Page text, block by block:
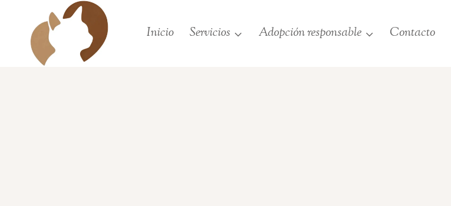
contenido
Inicio Servicios Adopción responsable Contacto